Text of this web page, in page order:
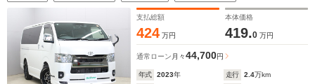
ルセグTV・CD/DVD・BT バックカメラ ビルトインETC 前後ド
ラコレ スモークフィルム エンジンルームカバー
支払総額
424 万円
本体価格
419.0 万円
通常ローン 月々44,700円
年式 2023年 走行 2.4万km